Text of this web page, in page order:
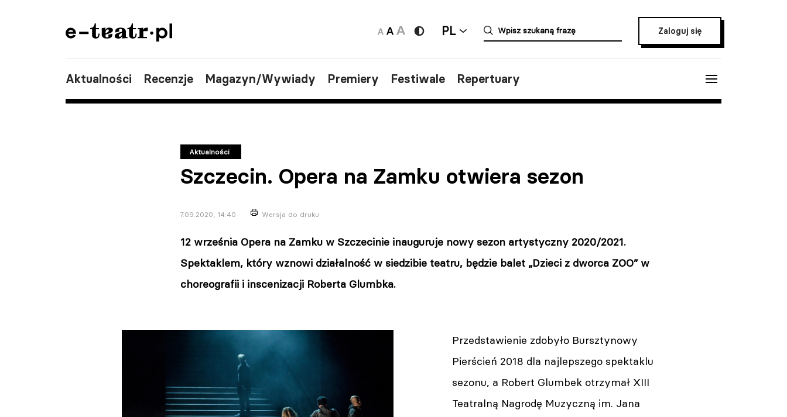
PL Zaloguj się
Aktualności Recenzje Magazyn/Wywiady Premiery Festiwale Repertuary
Aktualności
Szczecin. Opera na Zamku otwiera sezon
7.09.2020, 14:40 Wersja do druku
12 września Opera na Zamku w Szczecinie inauguruje nowy sezon artystyczny 2020/2021.
Spektaklem, który wznowi działalność w siedzibie teatru, będzie balet „Dzieci z dworca ZOO” w
choreografii i inscenizacji Roberta Glumbka.
Przedstawienie zdobyło Bursztynowy
Pierścień 2018 dla najlepszego spektaklu
sezonu, a Robert Glumbek otrzymał XIII
Teatralną Nagrodę Muzyczną im. Jana